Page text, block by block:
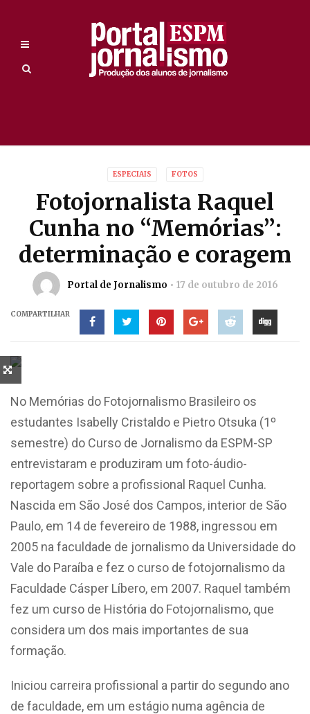
ESPECIAIS FOTOS
Fotojornalista Raquel
Cunha no “Memórias”:
determinação e coragem
Portal de Jornalismo 17 de outubro de 2016
COMPARTILHAR
No Memórias do Fotojornalismo Brasileiro os
estudantes Isabelly Cristaldo e Pietro Otsuka (1º
semestre) do Curso de Jornalismo da ESPM-SP
entrevistaram e produziram um foto-áudio-
reportagem sobre a profissional Raquel Cunha.
Nascida em São José dos Campos, interior de São
Paulo, em 14 de fevereiro de 1988, ingressou em
2005 na faculdade de jornalismo da Universidade do
Vale do Paraíba e fez o curso de fotojornalismo da
Faculdade Cásper Líbero, em 2007. Raquel também
fez um curso de História do Fotojornalismo, que
considera um dos mais importantes de sua
formação.
Iniciou carreira profissional a partir do segundo ano
de faculdade, em um estágio numa agência de